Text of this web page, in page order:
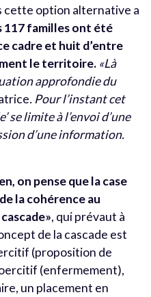
cette option alternative a
117 familles ont été
cadre et huit d’entre
le territoire. «Là
approfondie du
. Pour l’instant cet
se limite à l’envoi d’une
d’une information.
on pense que la case
la cohérence au
, qui prévaut à
de la cascade est
(proposition de
(enfermement),
un placement en